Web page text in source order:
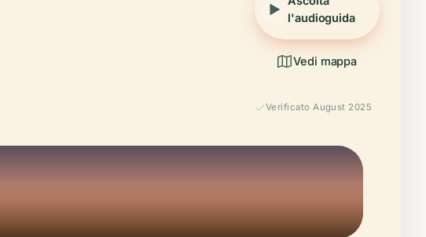
l'audioguida
Vedi mappa
Verificato August 2025